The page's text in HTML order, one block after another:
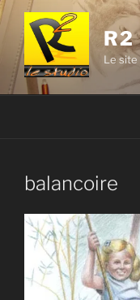
Aller
contenu
principal
R2
Le
balancoire